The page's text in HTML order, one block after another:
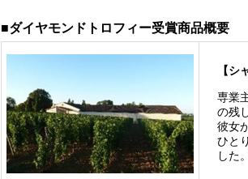
■ダイヤモンドトロフィー受賞商品概要
【シ
専業
の残
彼女
ひと
した